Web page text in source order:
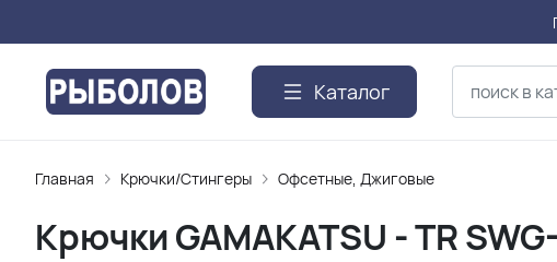
Каталог
Главная Крючки/Стингеры Офсетные, Джиговые
Крючки GAMAKATSU - TR